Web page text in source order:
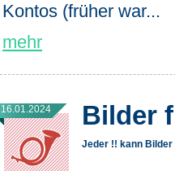
Kontos (früher war...
mehr
16.01.2024 Bilder
Jeder !! kann Bilder